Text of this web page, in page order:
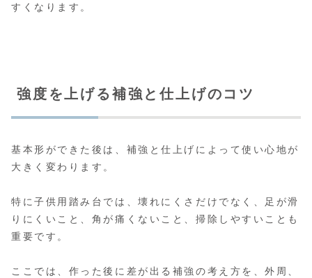
すくなります。
強度を上げる補強と仕上げのコツ
基本形ができた後は、補強と仕上げによって使い心地が
大きく変わります。
特に子供用踏み台では、壊れにくさだけでなく、足が滑
りにくいこと、角が痛くないこと、掃除しやすいことも
重要です。
ここでは、作った後に差が出る補強の考え方を、外周、